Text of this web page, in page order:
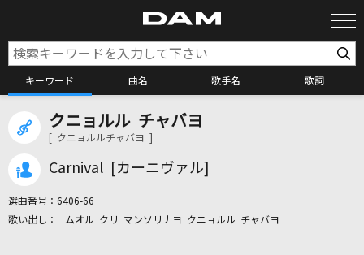
キーワード 曲名 歌手名 歌詞
カラオケ検索
カラオケ店舗検索
クニョルル チャバヨ
[ クニョルルチャバヨ ]
Carnival [カーニヴァル]
選曲番号： 6406-66
ムオル クリ マンソリナヨ クニョルル チャバヨ